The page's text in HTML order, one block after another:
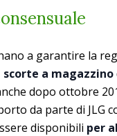
a garantire la
a magazzino
dopo ottobre
da parte di JLG
disponibili per